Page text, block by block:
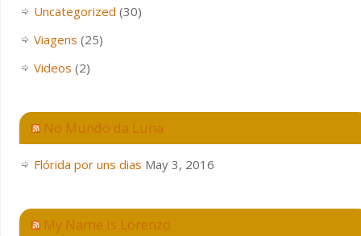
Uncategorized (30)
Viagens (25)
Videos (2)
No Mundo da Luna
Flórida por uns dias May 3, 2016
My Name is Lorenzo